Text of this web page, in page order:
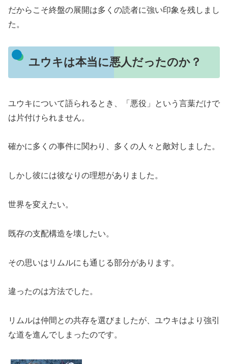
だからこそ終盤の展開は多くの読者に強い印象を残しまし
た。
ユウキは本当に悪人だったのか？
ユウキについて語られるとき、「悪役」という言葉だけで
は片付けられません。
確かに多くの事件に関わり、多くの人々と敵対しました。
しかし彼には彼なりの理想がありました。
世界を変えたい。
既存の支配構造を壊したい。
その思いはリムルにも通じる部分があります。
違ったのは方法でした。
リムルは仲間との共存を選びましたが、ユウキはより強引
な道を進んでしまったのです。